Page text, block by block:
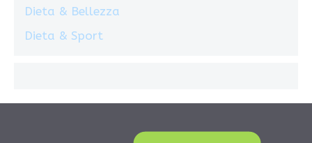
Dieta & Bellezza
Dieta & Sport